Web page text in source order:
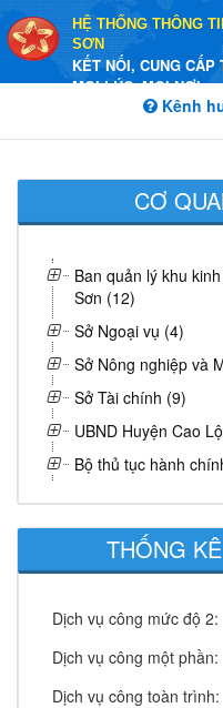
HỆ THỐNG THÔNG
SƠN
KẾT NỐI, CUNG CẤP
MỌI LÚC, MỌI NƠI
Kênh
CƠ
Ban quản lý khu
Sơn (12)
Sở Ngoại vụ (4)
Sở Nông nghiệp và
Sở Tài chính (9)
UBND Huyện Cao
Bộ thủ tục hành
THỐNG
Dịch vụ công mức độ 2:
Dịch vụ công một phần:
Dịch vụ công toàn trình: